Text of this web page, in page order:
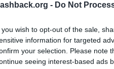
- Do Not
you wish to opt-out of the sale,
information for targeted
your selection. Please note
seeing interest-based ads
har spelkvällar när jag känner för